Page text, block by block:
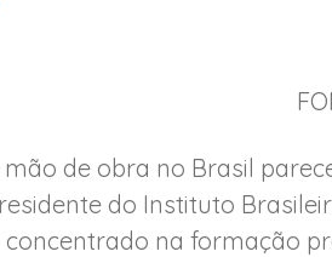
de obra no Brasil
do Instituto
na formação